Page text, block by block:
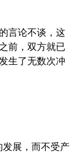
言论不谈，这
前，双方就已
生了无数次冲
展，而不受产